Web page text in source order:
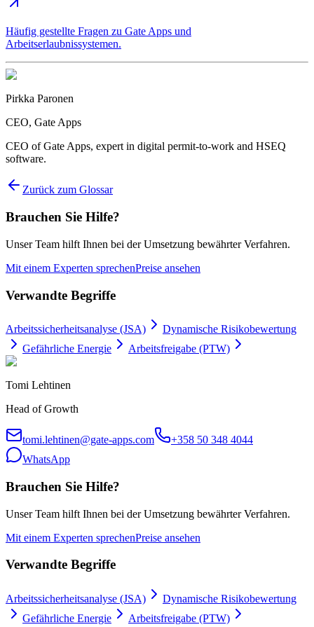
Häufig gestellte Fragen zu Gate Apps und
Arbeitserlaubnissystemen.
Pirkka Paronen
CEO, Gate Apps
CEO of Gate Apps, expert in digital permit-to-work and HSEQ
software.
Zurück zum Glossar
Brauchen Sie Hilfe?
Unser Team hilft Ihnen bei der Umsetzung bewährter Verfahren.
Mit einem Experten sprechenPreise ansehen
Verwandte Begriffe
Arbeitssicherheitsanalyse (JSA)
Dynamische Risikobewertung
Gefährliche Energie
Arbeitsfreigabe (PTW)
Tomi Lehtinen
Head of Growth
tomi.lehtinen@gate-apps.com
+358 50 348 4044
WhatsApp
Brauchen Sie Hilfe?
Unser Team hilft Ihnen bei der Umsetzung bewährter Verfahren.
Mit einem Experten sprechenPreise ansehen
Verwandte Begriffe
Arbeitssicherheitsanalyse (JSA)
Dynamische Risikobewertung
Gefährliche Energie
Arbeitsfreigabe (PTW)